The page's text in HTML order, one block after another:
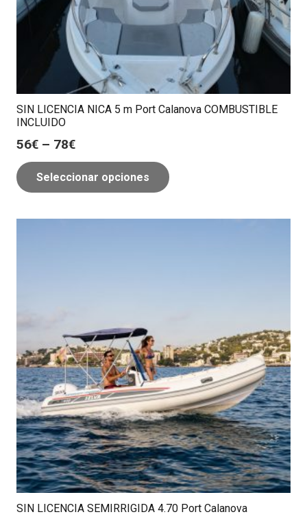
SIN LICENCIA NICA 5 m Port Calanova COMBUSTIBLE
INCLUIDO
56€ – 78€
Seleccionar opciones
SIN LICENCIA SEMIRRIGIDA 4.70 Port Calanova